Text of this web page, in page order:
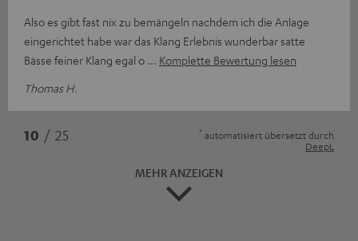
Also es gibt fast nix zu bemängeln nachdem ich die Anlage
eingerichtet habe war das Klang Erlebnis wunderbar satte
Bässe feiner Klang egal o
Komplette Bewertung lesen
Thomas H.
10 / 25 * automatisiert übersetzt durch
DeepL
MEHR ANZEIGEN